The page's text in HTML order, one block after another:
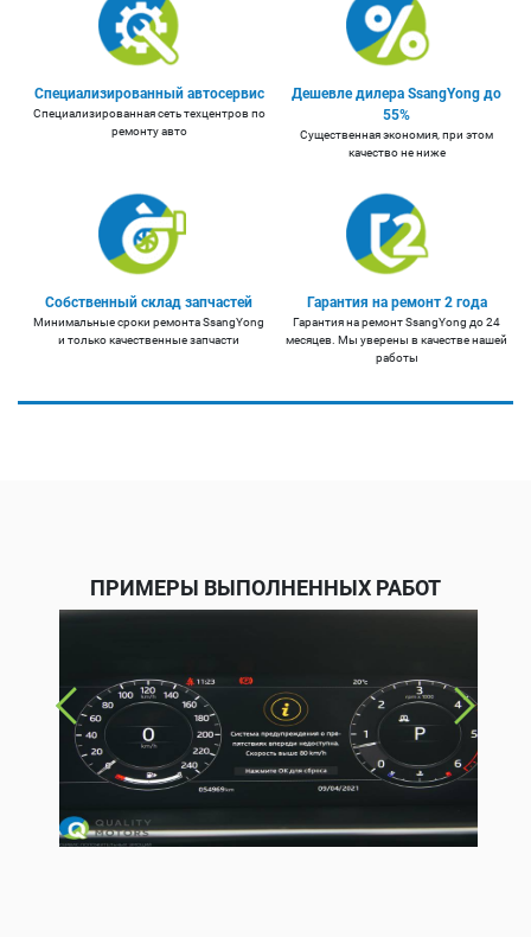
Специализированный автосервис
Специализированная сеть техцентров по
ремонту авто
Дешевле дилера SsangYong до
55%
Существенная экономия, при этом
качество не ниже
Собственный склад запчастей
Минимальные сроки ремонта SsangYong
и только качественные запчасти
Гарантия на ремонт 2 года
Гарантия на ремонт SsangYong до 24
месяцев. Мы уверены в качестве нашей
работы
ПРИМЕРЫ ВЫПОЛНЕННЫХ РАБОТ